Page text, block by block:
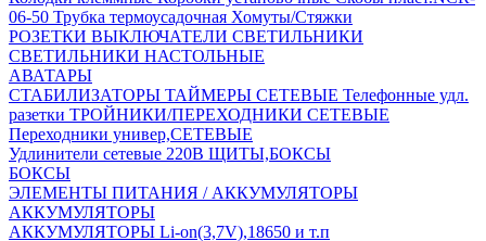
06-50 Трубка термоусадочная Хомуты/Стяжки
РОЗЕТКИ ВЫКЛЮЧАТЕЛИ СВЕТИЛЬНИКИ
СВЕТИЛЬНИКИ НАСТОЛЬНЫЕ
АВАТАРЫ
СТАБИЛИЗАТОРЫ ТАЙМЕРЫ СЕТЕВЫЕ Телефонные удл.
разетки ТРОЙНИКИ/ПЕРЕХОДНИКИ СЕТЕВЫЕ
Переходники универ,СЕТЕВЫЕ
Удлинители сетевые 220В ЩИТЫ,БОКСЫ
БОКСЫ
ЭЛЕМЕНТЫ ПИТАНИЯ / АККУМУЛЯТОРЫ
АККУМУЛЯТОРЫ
АККУМУЛЯТОРЫ Li-on(3,7V),18650 и т.п